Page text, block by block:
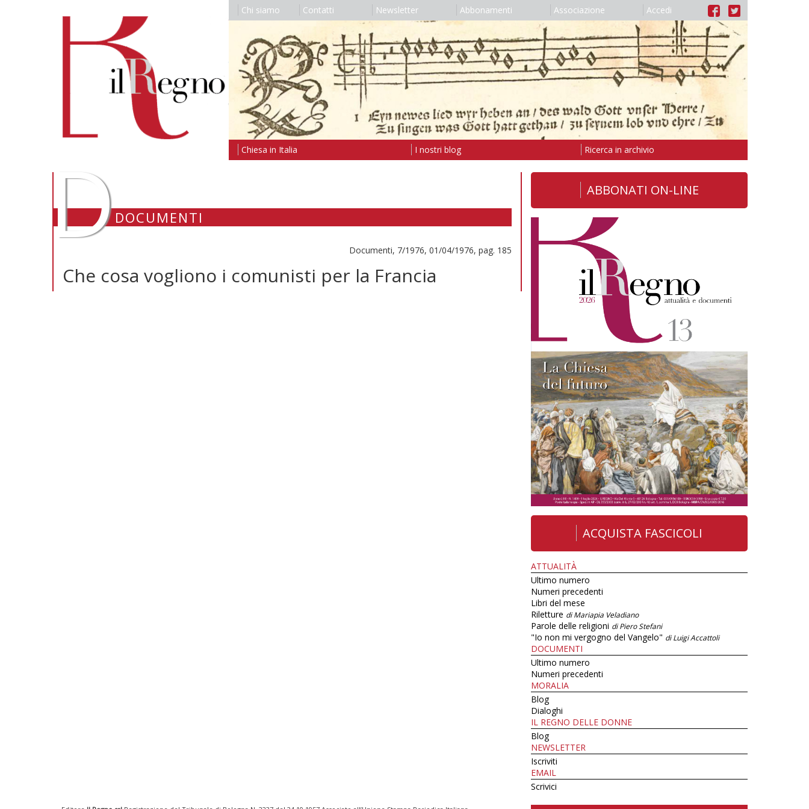
Chi siamo Contatti Newsletter Abbonamenti Associazione Accedi
Chiesa in Italia I nostri blog Ricerca in archivio
DDOCUMENTI
Documenti, 7/1976, 01/04/1976, pag. 185
Che cosa vogliono i comunisti per la Francia
ABBONATI ON-LINE
ACQUISTA FASCICOLI
ATTUALITÀ
Ultimo numero
Numeri precedenti
Libri del mese
Riletture di Mariapia Veladiano
Parole delle religioni di Piero Stefani
"Io non mi vergogno del Vangelo" di Luigi Accattoli
DOCUMENTI
Ultimo numero
Numeri precedenti
MORALIA
Blog
Dialoghi
IL REGNO DELLE DONNE
Blog
NEWSLETTER
Iscriviti
EMAIL
Scrivici